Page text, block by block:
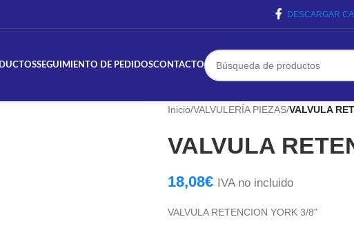
DESCARGAR
SEGUIMIENTO DE PEDIDOSCONTACTO
Inicio/VALVULERÍA PIEZAS/VALVULA
VALVULA
18,08€ IVA no incluido
VALVULA RETENCION YORK 3/8"